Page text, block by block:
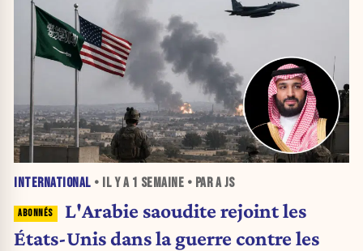
INTERNATIONAL • IL Y A 1 SEMAINE • PAR A JS
L'Arabie saoudite rejoint les
États-Unis dans la guerre contre les